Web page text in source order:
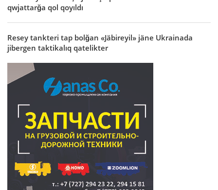
qwjattarğa qol qoyıldı
Resey tankteri tap bolğan «Jäbireyil» jäne Ukrainada
jibergen taktikalıq qatelikter